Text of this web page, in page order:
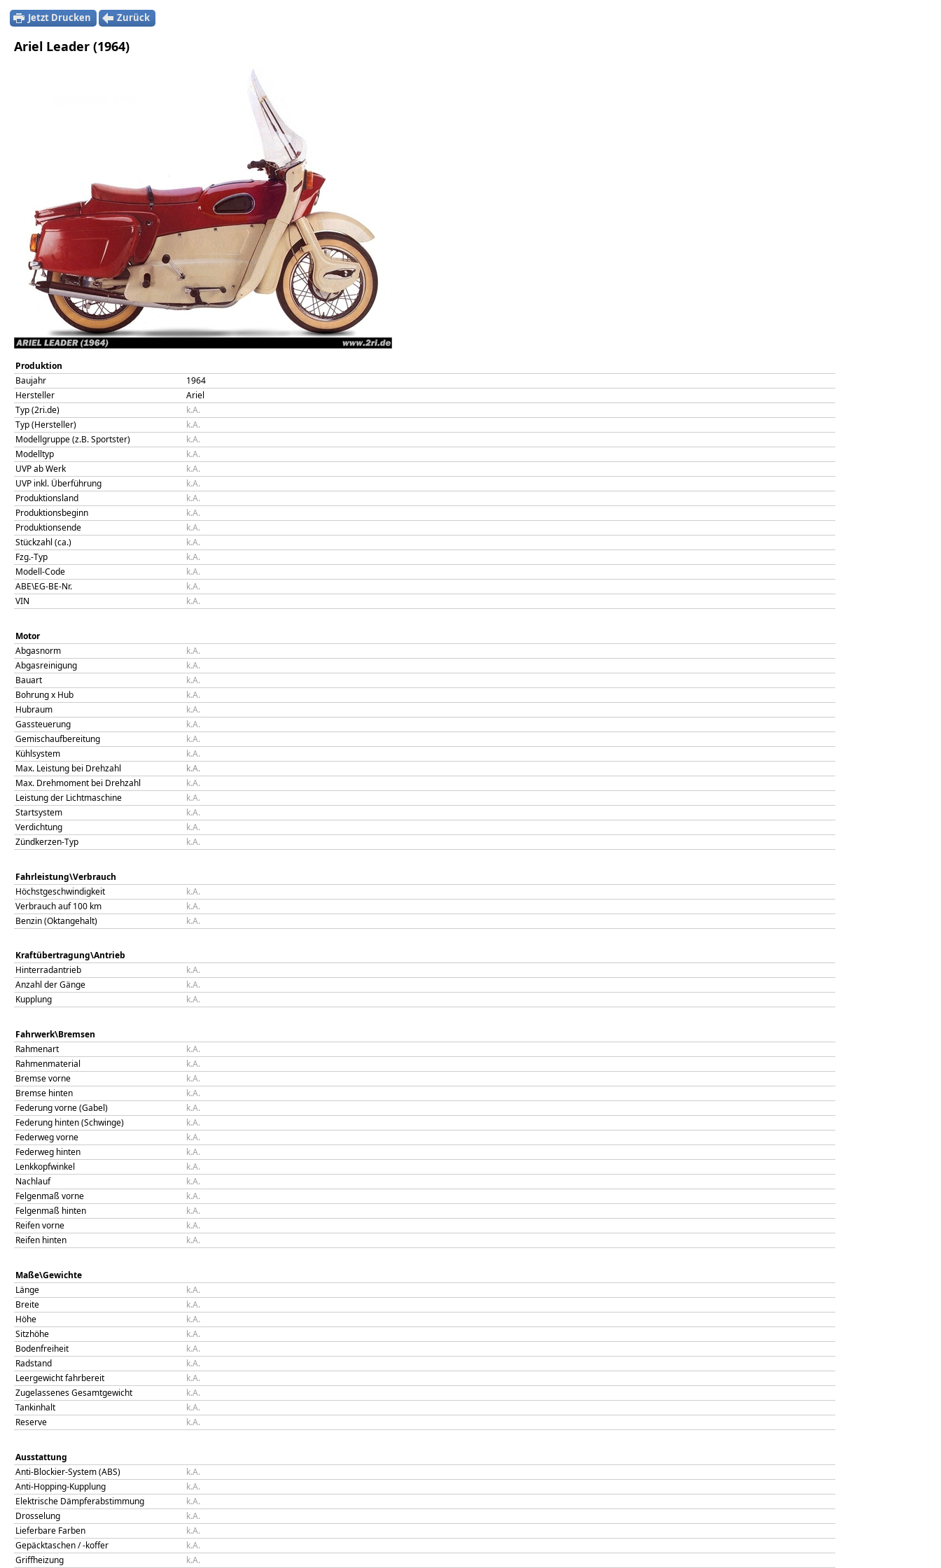
Jetzt Drucken Zurück
Ariel Leader (1964)
Produktion
Baujahr
1964
Hersteller
Ariel
Typ (2ri.de)
k.A.
Typ (Hersteller)
k.A.
Modellgruppe (z.B. Sportster)
k.A.
Modelltyp
k.A.
UVP ab Werk
k.A.
UVP inkl. Überführung
k.A.
Produktionsland
k.A.
Produktionsbeginn
k.A.
Produktionsende
k.A.
Stückzahl (ca.)
k.A.
Fzg.-Typ
k.A.
Modell-Code
k.A.
ABE\EG-BE-Nr.
k.A.
VIN
k.A.
Motor
Abgasnorm
k.A.
Abgasreinigung
k.A.
Bauart
k.A.
Bohrung x Hub
k.A.
Hubraum
k.A.
Gassteuerung
k.A.
Gemischaufbereitung
k.A.
Kühlsystem
k.A.
Max. Leistung bei Drehzahl
k.A.
Max. Drehmoment bei Drehzahl
k.A.
Leistung der Lichtmaschine
k.A.
Startsystem
k.A.
Verdichtung
k.A.
Zündkerzen-Typ
k.A.
Fahrleistung\Verbrauch
Höchstgeschwindigkeit
k.A.
Verbrauch auf 100 km
k.A.
Benzin (Oktangehalt)
k.A.
Kraftübertragung\Antrieb
Hinterradantrieb
k.A.
Anzahl der Gänge
k.A.
Kupplung
k.A.
Fahrwerk\Bremsen
Rahmenart
k.A.
Rahmenmaterial
k.A.
Bremse vorne
k.A.
Bremse hinten
k.A.
Federung vorne (Gabel)
k.A.
Federung hinten (Schwinge)
k.A.
Federweg vorne
k.A.
Federweg hinten
k.A.
Lenkkopfwinkel
k.A.
Nachlauf
k.A.
Felgenmaß vorne
k.A.
Felgenmaß hinten
k.A.
Reifen vorne
k.A.
Reifen hinten
k.A.
Maße\Gewichte
Länge
k.A.
Breite
k.A.
Höhe
k.A.
Sitzhöhe
k.A.
Bodenfreiheit
k.A.
Radstand
k.A.
Leergewicht fahrbereit
k.A.
Zugelassenes Gesamtgewicht
k.A.
Tankinhalt
k.A.
Reserve
k.A.
Ausstattung
Anti-Blockier-System (ABS)
k.A.
Anti-Hopping-Kupplung
k.A.
Elektrische Dämpferabstimmung
k.A.
Drosselung
k.A.
Lieferbare Farben
k.A.
Gepäcktaschen / -koffer
k.A.
Griffheizung
k.A.